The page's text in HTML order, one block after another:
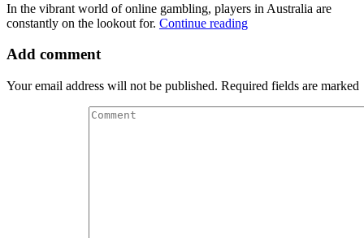
In the vibrant world of online gambling, players in Australia are
constantly on the lookout for. Continue reading
Add comment
Your email address will not be published. Required fields are marked